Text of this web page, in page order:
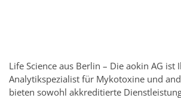
Life Science aus Berlin – Die aokin AG ist
Analytikspezialist für Mykotoxine und
bieten sowohl akkreditierte